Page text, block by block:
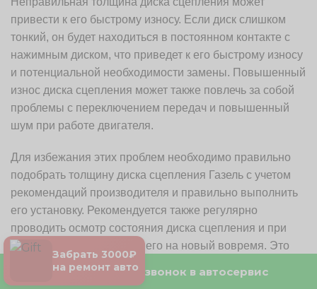
привести к его быстрому износу. Если диск слишком
тонкий, он будет находиться в постоянном контакте с
нажимным диском, что приведет к его быстрому износу
и потенциальной необходимости замены. Повышенный
износ диска сцепления может также повлечь за собой
проблемы с переключением передач и повышенный
шум при работе двигателя.
Для избежания этих проблем необходимо правильно
подобрать толщину диска сцепления Газель с учетом
рекомендаций производителя и правильно выполнить
его установку. Рекомендуется также регулярно
проводить осмотр состояния диска сцепления и при
необходимости заменять его на новый вовремя. Это
поможет поддерживать надлежащую
работоспособность автомобиля и продлить срок
Бесплатный звонок в автосервис
Забрать 3000₽
на ремонт авто